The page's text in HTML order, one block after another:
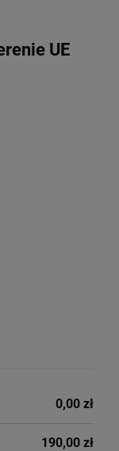
UE
0,00 zł
190,00 zł